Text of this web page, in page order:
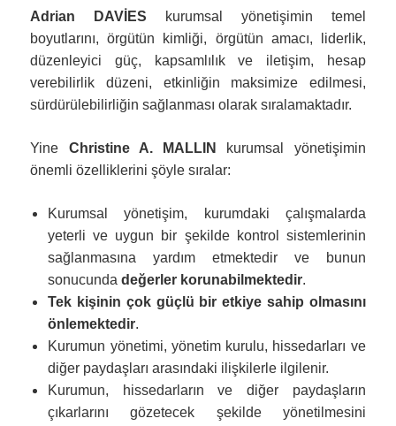
Adrian DAVİES kurumsal yönetişimin temel
boyutlarını, örgütün kimliği, örgütün amacı, liderlik,
düzenleyici güç, kapsamlılık ve iletişim, hesap
verebilirlik düzeni, etkinliğin maksimize edilmesi,
sürdürülebilirliğin sağlanması olarak sıralamaktadır.
Yine Christine A. MALLIN
kurumsal yönetişimin
önemli özelliklerini şöyle sıralar:
Kurumsal yönetişim, kurumdaki çalışmalarda
yeterli ve uygun bir şekilde kontrol sistemlerinin
sağlanmasına yardım etmektedir ve bunun
sonucundadeğerler korunabilmektedir.
Tek kişinin çok güçlü bir etkiye sahip olmasını
önlemektedir.
Kurumun yönetimi, yönetim kurulu, hissedarları ve
diğer paydaşları arasındaki ilişkilerle ilgilenir.
Kurumun, hissedarların ve diğer paydaşların
çıkarlarını gözetecek şekilde yönetilmesini